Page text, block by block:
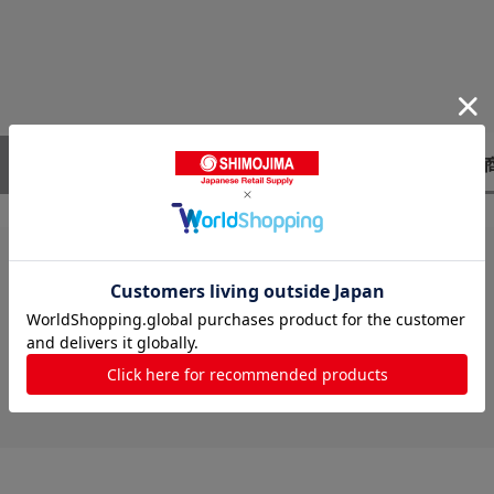
レビューはありません。